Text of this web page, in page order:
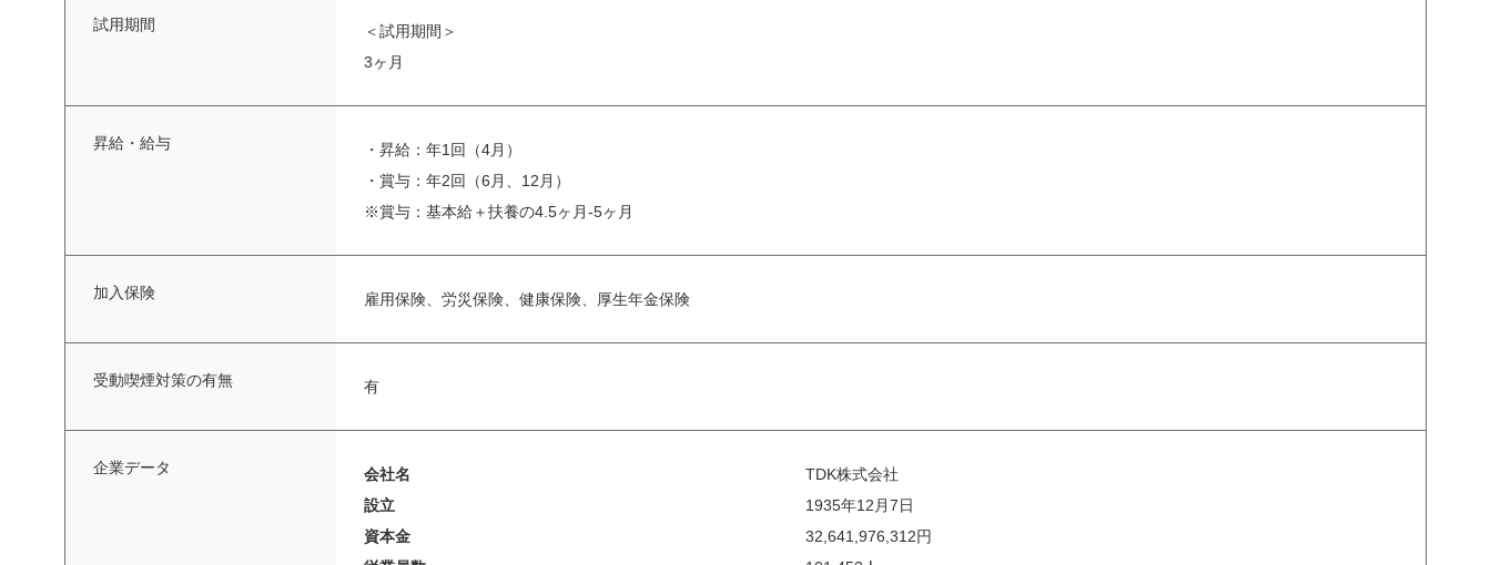
試用期間
＜試用期間＞
3ヶ月
昇給・給与
・昇給：年1回（4月）
・賞与：年2回（6月、12月）
※賞与：基本給＋扶養の4.5ヶ月-5ヶ月
加入保険 雇用保険、労災保険、健康保険、厚生年金保険
受動喫煙対策の有無 有
企業データ 会社名
TDK株式会社
設立
1935年12月7日
資本金
32,641,976,312円